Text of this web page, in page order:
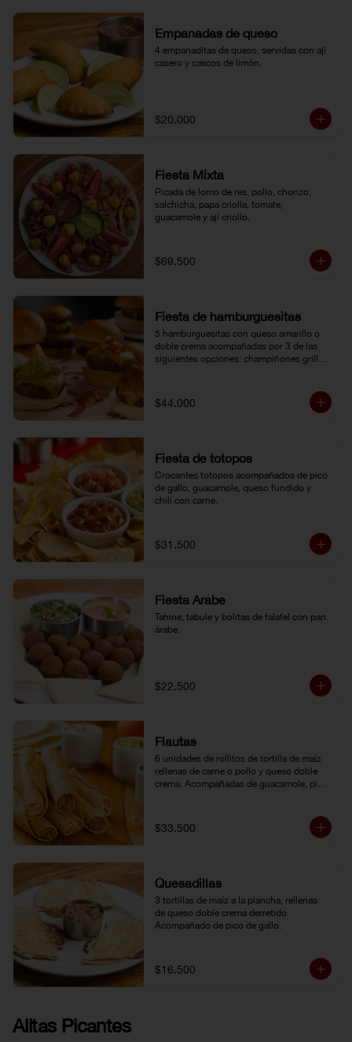
Empanadas de queso
4 empanaditas de queso, servidas con ají
casero y cascos de limón.
$20.000
Fiesta Mixta
Picada de lomo de res, pollo, chorizo,
salchicha, papa criolla, tomate,
guacamole y ají criollo.
$69.500
Fiesta de hamburguesitas
5 hamburguesitas con queso amarillo o
doble crema acompañadas por 3 de las
siguientes opciones: champiñones grillé,
pimienta negra.
$44.000
Fiesta de totopos
Crocantes totopos acompañados de pico
de gallo, guacamole, queso fundido y
chili con carne.
$31.500
Fiesta Árabe
Tahine, tabule y bolitas de falafel con pan
árabe.
$22.500
Flautas
6 unidades de rollitos de tortilla de maíz
rellenas de carne o pollo y queso doble
crema. Acompañadas de guacamole, pico
$33.500
Quesadillas
3 tortillas de maíz a la plancha, rellenas
de queso doble crema derretido.
Acompañado de pico de gallo.
$16.500
Alitas Picantes